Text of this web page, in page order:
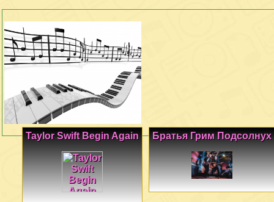
Братья Грим Подсолнух
Taylor Swift Begin Again